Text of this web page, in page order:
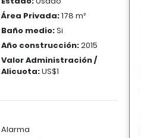
Área Privada:178 m²
Baño medio:Si
Año construcción:2015
Valor Administración /
Alicuota:US$1
Alarma